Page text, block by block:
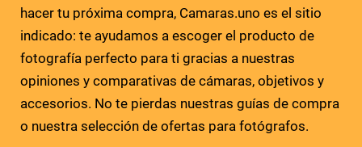
hacer tu próxima compra, Camaras.uno es el sitio
indicado: te ayudamos a escoger el producto de
fotografía perfecto para ti gracias a nuestras
opiniones y comparativas de cámaras, objetivos y
accesorios. No te pierdas nuestras guías de compra
o nuestra selección de ofertas para fotógrafos.